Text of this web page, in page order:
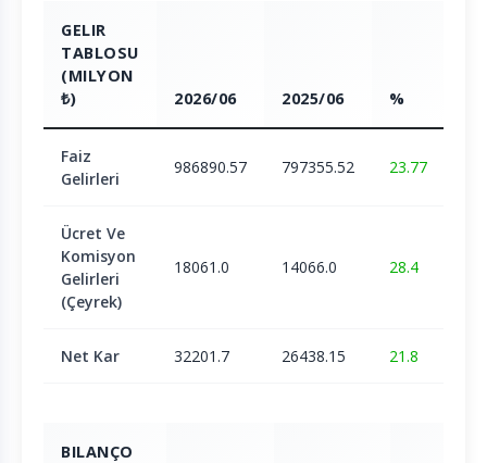
GELIR
TABLOSU
(MILYON
₺)
2026/06 2025/06 %
Faiz
Gelirleri
986890.57 797355.52 23.77
Ücret Ve
Komisyon
Gelirleri
(Çeyrek)
18061.0 14066.0 28.4
Net Kar 32201.7 26438.15 21.8
BILANÇO